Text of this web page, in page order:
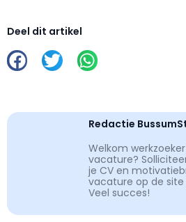
Deel dit artikel
Redactie
Welkom
vacature?
je CV en
vacature op de
Veel succes!